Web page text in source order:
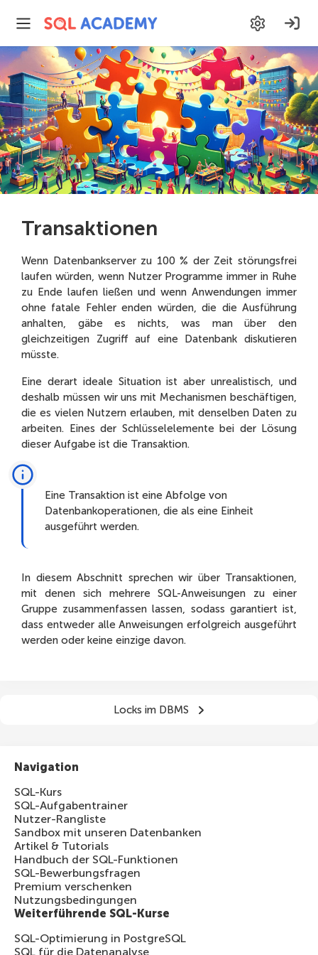
Transaktionen
Wenn Datenbankserver zu 100 % der Zeit störungsfrei
laufen würden, wenn Nutzer Programme immer in Ruhe
zu Ende laufen ließen und wenn Anwendungen immer
ohne fatale Fehler enden würden, die die Ausführung
anhalten, gäbe es nichts, was man über den
gleichzeitigen Zugriff auf eine Datenbank diskutieren
müsste.
Eine derart ideale Situation ist aber unrealistisch, und
deshalb müssen wir uns mit Mechanismen beschäftigen,
die es vielen Nutzern erlauben, mit denselben Daten zu
arbeiten. Eines der Schlüsselelemente bei der Lösung
dieser Aufgabe ist die Transaktion.
Eine Transaktion ist eine Abfolge von
Datenbankoperationen, die als eine Einheit
ausgeführt werden.
In diesem Abschnitt sprechen wir über Transaktionen,
mit denen sich mehrere SQL-Anweisungen zu einer
Gruppe zusammenfassen lassen, sodass garantiert ist,
dass entweder alle Anweisungen erfolgreich ausgeführt
werden oder keine einzige davon.
Locks im DBMS
Navigation
SQL-Kurs
SQL-Aufgabentrainer
Nutzer-Rangliste
Sandbox mit unseren Datenbanken
Artikel & Tutorials
Handbuch der SQL-Funktionen
SQL-Bewerbungsfragen
Premium verschenken
Nutzungsbedingungen
Weiterführende SQL-Kurse
SQL-Optimierung in PostgreSQL
SQL für die Datenanalyse